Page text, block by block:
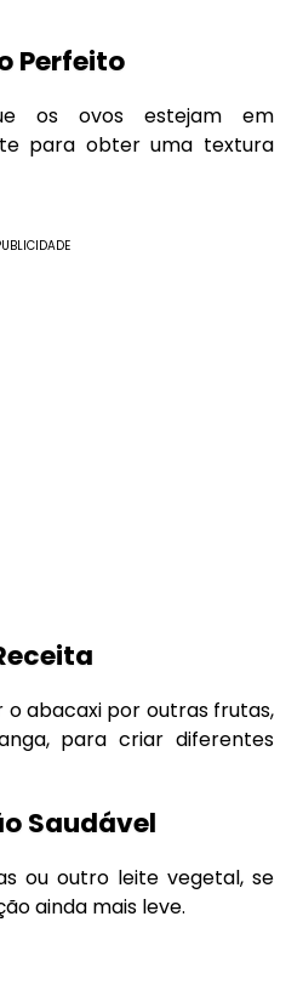
Perfeito
os ovos estejam em
para obter uma textura
o abacaxi por outras frutas,
para criar diferentes
Saudável
ou outro leite vegetal, se
ainda mais leve.